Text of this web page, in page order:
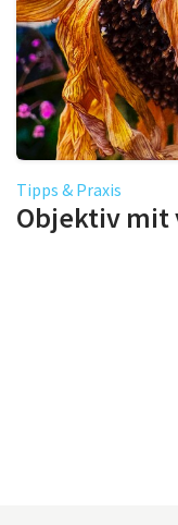
Tipps & Praxis
Objektiv mit